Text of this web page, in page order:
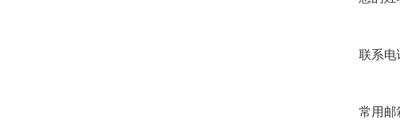
联系电
常用邮